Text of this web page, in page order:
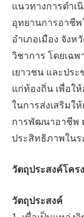
แนวทางการดำเ
อุทยานการอาชี
อำเภอเมือง จัง
วิชาการ โดยเฉ
เยาวชน และปร
แก่ท้องถิ่น เพื่อใ
ในการส่งเสริมใ
การพัฒนาอาชีพ
ประสิทธิภาพในร
วัตถุประสงค์โคร
วัตถุประสงค์